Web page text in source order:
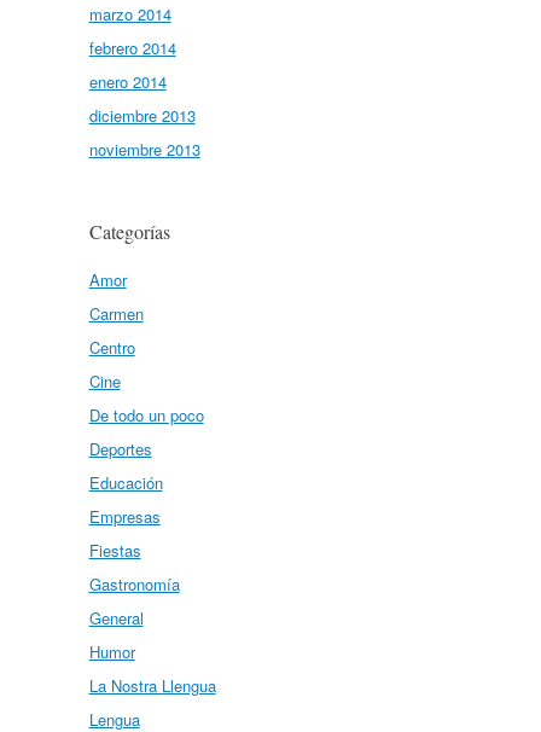
marzo 2014
febrero 2014
enero 2014
diciembre 2013
noviembre 2013
Categorías
Amor
Carmen
Centro
Cine
De todo un poco
Deportes
Educación
Empresas
Fiestas
Gastronomía
General
Humor
La Nostra Llengua
Lengua